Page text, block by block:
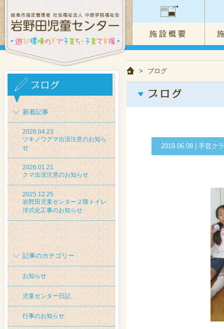
新着記事
2026.04.23
ツキノワグマ出没注意のお知ら
せ
2026.01.21
クマ出没注意のお知らせ
2025.12.25
岩野田児童センター２階トイレ
洋式化工事のお知らせ
記事のカテゴリー
お知らせ
児童センター日記
行事のお知らせ
> ブログ
2019.06.08 | 手芸ク